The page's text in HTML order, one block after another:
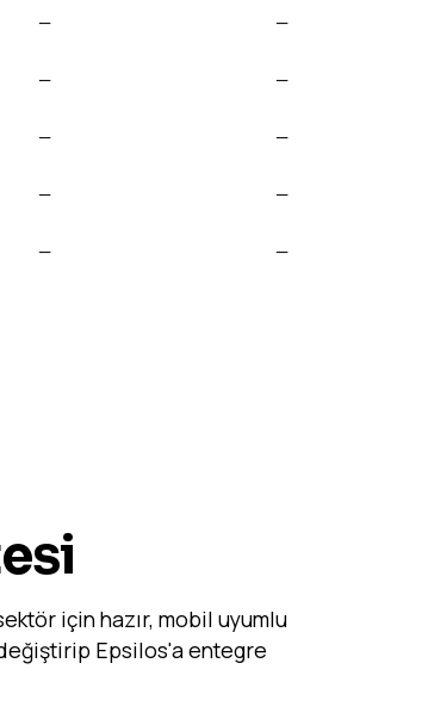
— —
— —
— —
— —
— —
için hazır, mobil uyumlu
Epsilos'a entegre